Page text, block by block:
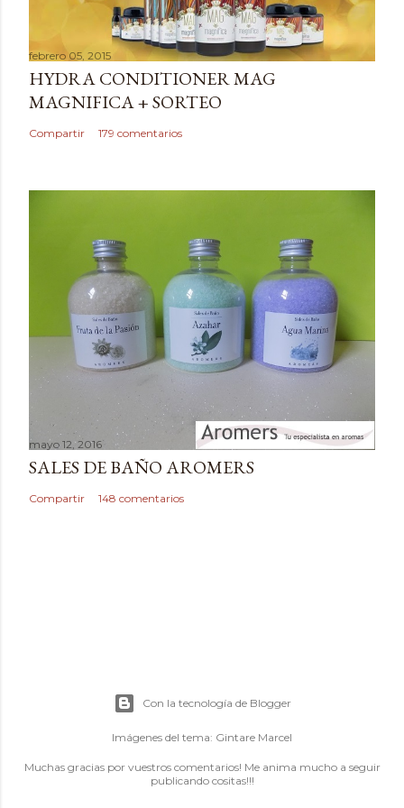
a
r
u
n
c
o
febrero 05, 2015
HYDRA CONDITIONER MAG
MAGNIFICA + SORTEO
Compartir 179 comentarios
mayo 12, 2016
SALES DE BAÑO AROMERS
Compartir 148 comentarios
Con la tecnología de Blogger
Imágenes del tema: Gintare Marcel
Muchas gracias por vuestros comentarios! Me anima mucho a seguir
publicando cositas!!!